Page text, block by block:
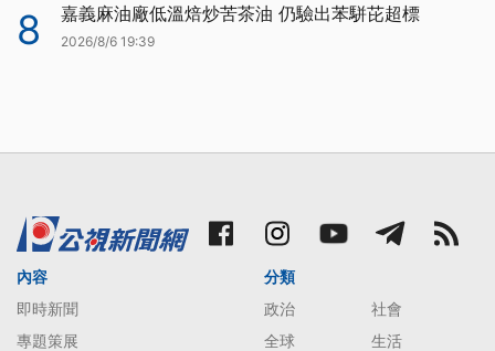
8 嘉義麻油廠低溫焙炒苦茶油 仍驗出苯駢芘超標
2026/8/6 19:39
內容
即時新聞
專題策展
分類
政治
社會
全球
生活